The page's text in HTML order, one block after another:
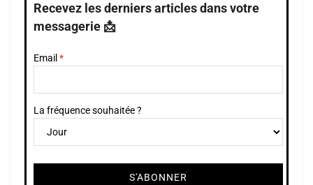
Recevez les derniers articles dans votre
messagerie 📩
Email
La fréquence souhaitée ?